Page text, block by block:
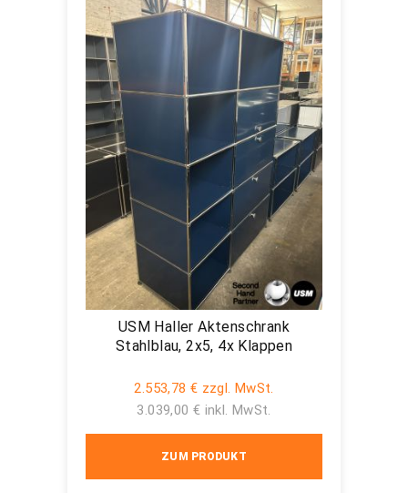
USM Haller Aktenschrank
Stahlblau, 2x5, 4x Klappen
2.553,78 € zzgl. MwSt.
3.039,00 € inkl. MwSt.
ZUM PRODUKT